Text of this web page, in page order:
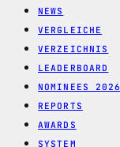
NEWS
VERGLEICHE
VERZEICHNIS
LEADERBOARD
NOMINEES 2026
REPORTS
AWARDS
SYSTEM